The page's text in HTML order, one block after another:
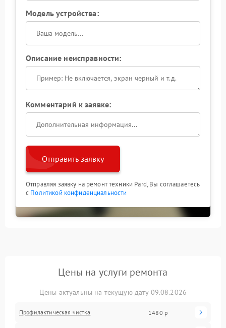
Модель устройства:
Описание неисправности:
Комментарий к заявке:
Отправить заявку
Отправляя заявку на ремонт техники Pard, Вы соглашаетесь
с Политикой конфиденциальности
Цены на услуги ремонта
Цены актуальны на текущую дату 09.08.2026
Профилактическая чистка 1480 р